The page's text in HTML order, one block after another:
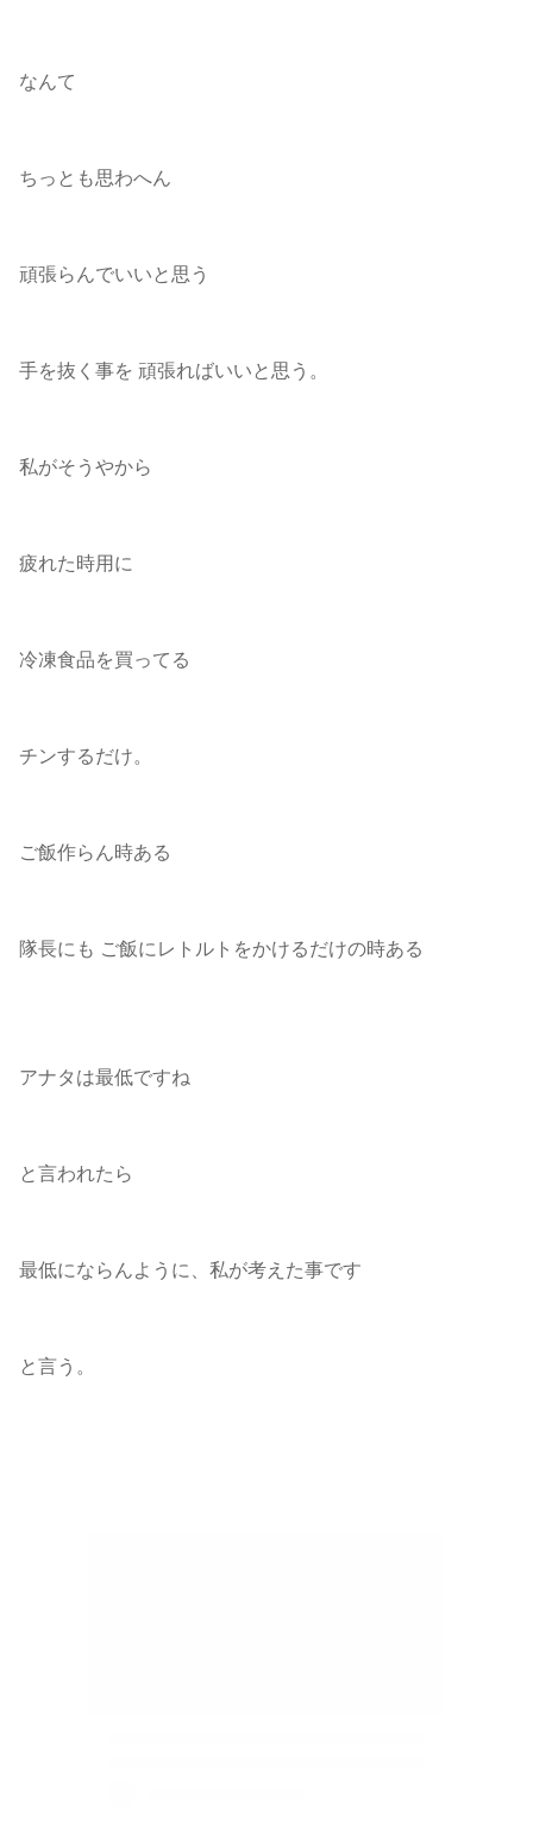
なんて
ちっとも思わへん
頑張らんでいいと思う
手を抜く事を 頑張ればいいと思う。
私がそうやから
疲れた時用に
冷凍食品を買ってる
チンするだけ。
ご飯作らん時ある
隊長にも ご飯にレトルトをかけるだけの時ある
アナタは最低ですね
と言われたら
最低にならんように、私が考えた事です
と言う。